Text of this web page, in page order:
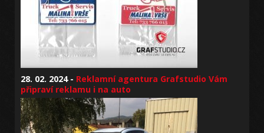
28. 02. 2024 - Reklamní agentura Grafstudio Vám
připraví reklamu i na auto